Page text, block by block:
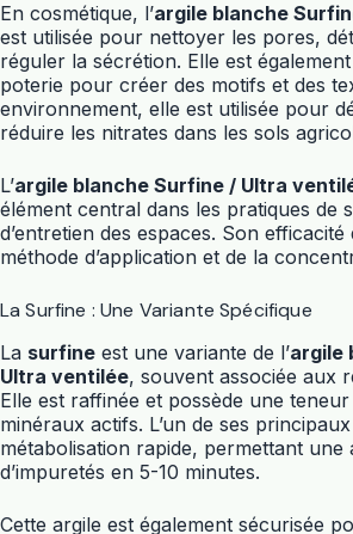
En cosmétique, l’argile blanche
est utilisée pour nettoyer les pores,
réguler la sécrétion. Elle est
poterie pour créer des motifs et des
environnement, elle est utilisée pour
réduire les nitrates dans les sols
L’argile blanche Surfine / Ultra
élément central dans les pratiques de
d’entretien des espaces. Son efficacité
méthode d’application et de la
La Surfine : Une Variante Spécifique
La surfine est une variante de l’argile
Ultra ventilée, souvent associée aux
Elle est raffinée et possède une
minéraux actifs. L’un de ses
métabolisation rapide, permettant une
d’impuretés en 5-10 minutes.
Cette argile est également sécurisée